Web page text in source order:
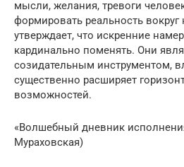
мысли, желания, тревоги
формировать реальность вокруг
утверждает, что искренние
кардинально поменять. Они
созидательным инструментом,
существенно расширяет
возможностей.
«Волшебный дневник
Мураховская)